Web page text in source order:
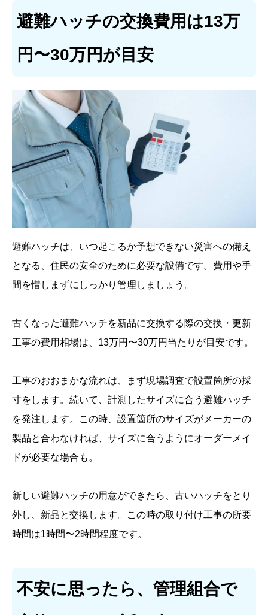
避難ハッチの交換費用は13万
円〜30万円が目安
避難ハッチは、いつ起こるか予想できない災害への備え
となる、住民の安全のために必要な設備です。費用や手
間を惜しまずにしっかり管理しましょう。
古くなった避難ハッチを新品に交換する際の交換・更新
工事の費用相場は、13万円〜30万円当たりが目安です。
工事のおおまかな流れは、まず現場調査で設置箇所の採
寸をします。続いて、計測したサイズに合う避難ハッチ
を発注します。この時、設置箇所のサイズがメーカーの
製品と合わなければ、サイズに合うようにオーダーメイ
ドが必要な場合も。
新しい避難ハッチの用意ができたら、古いハッチをとり
外し、新品と交換します。この時の取り付け工事の所要
時間は1時間〜2時間程度です。
不安に思ったら、管理組合で